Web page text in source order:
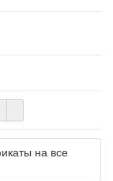
на все